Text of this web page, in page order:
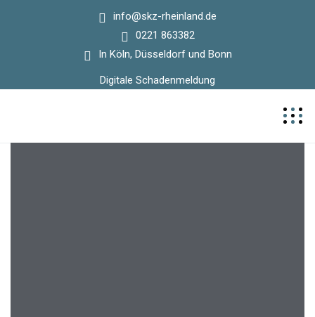
info@skz-rheinland.de
0221 863382
In Köln, Düsseldorf und Bonn
Digitale Schadenmeldung